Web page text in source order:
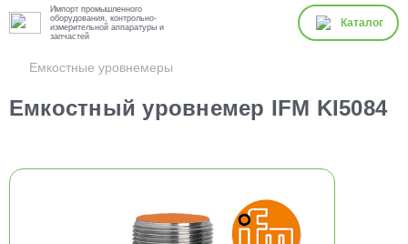
Импорт промышленного
оборудования, контрольно-
измерительной аппаратуры и
запчастей
Каталог
Емкостные уровнемеры
Емкостный уровнемер IFM KI5084